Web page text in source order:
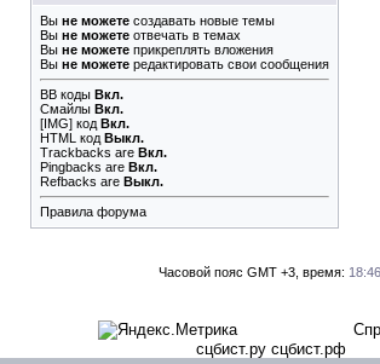
Вы не можете создавать новые темы
Вы не можете отвечать в темах
Вы не можете прикреплять вложения
Вы не можете редактировать свои сообщения
BB коды Вкл.
Смайлы Вкл.
[IMG] код Вкл.
HTML код Выкл.
Trackbacks are Вкл.
Pingbacks are Вкл.
Refbacks are Выкл.
Правила форума
Часовой пояс GMT +3, время: 18:46
сцбист.ру сцбист.рф